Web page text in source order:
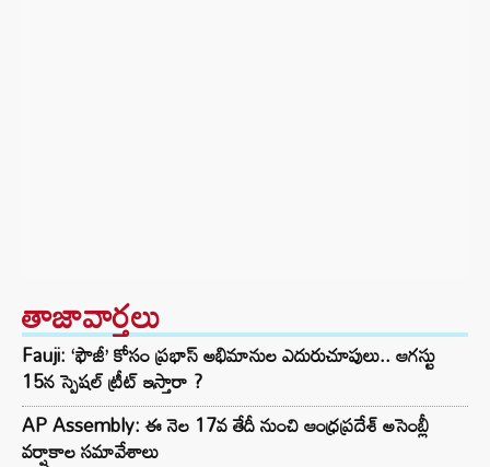
తాజావార్తలు
Fauji: ‘ఫౌజీ’ కోసం ప్రభాస్ అభిమానుల ఎదురుచూపులు.. ఆగస్టు
15న స్పెషల్ ట్రీట్ ఇస్తారా ?
AP Assembly: ఈ నెల 17వ తేదీ నుంచి ఆంధ్రప్రదేశ్ అసెంబ్లీ
వర్షాకాల సమావేశాలు